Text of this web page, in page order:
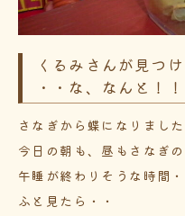
くるみさんが見つ
・・な、なんと！！
さなぎから蝶になりまし
今日の朝も、昼もさなぎ
午睡が終わりそうな時間・
ふと見たら・・